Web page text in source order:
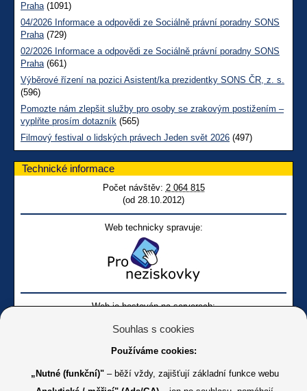
Praha(1091)
04/2026 Informace a odpovědi ze Sociálně právní poradny SONS
Praha(729)
02/2026 Informace a odpovědi ze Sociálně právní poradny SONS
Praha(661)
Výběrové řízení na pozici Asistent/ka prezidentky SONS ČR, z. s.
(596)
Pomozte nám zlepšit služby pro osoby se zrakovým postižením –
vyplňte prosím dotazník (565)
Filmový festival o lidských právech Jeden svět 2026 (497)
Technické informace
Počet návštěv: 2 064 815
(od 28.10.2012)
Web technicky spravuje:
Web je hostován na serverech:
Souhlas s cookies
Používáme cookies:
„Nutné (funkční)" – běží vždy, zajišťují základní funkce webu